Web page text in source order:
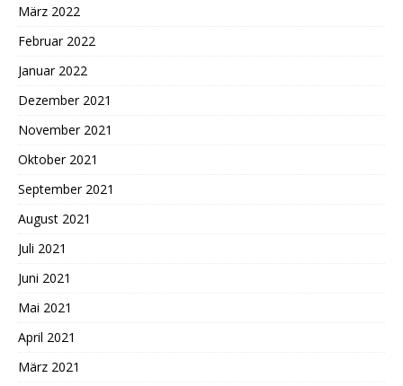
März 2022
Februar 2022
Januar 2022
Dezember 2021
November 2021
Oktober 2021
September 2021
August 2021
Juli 2021
Juni 2021
Mai 2021
April 2021
März 2021